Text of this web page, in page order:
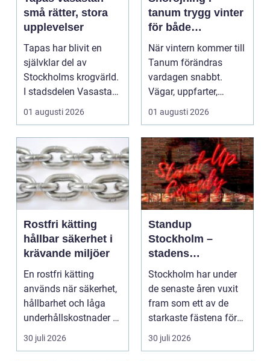
små rätter, stora
upplevelser
Tapas har blivit en
självklar del av
Stockholms krogvärld.
I stadsdelen Vasastan
har utvecklingen gå...
01 augusti 2026
tanum trygg vinter
för både
privatpersoner och
företag
När vintern kommer till
Tanum förändras
vardagen snabbt.
Vägar, uppfarter,
parkeringar och
gångvägar...
01 augusti 2026
Rostfri kätting
hållbar säkerhet i
krävande miljöer
En rostfri kätting
används när säkerhet,
hållbarhet och låga
underhållskostnader är
viktigare än läg...
30 juli 2026
Standup
Stockholm –
stadens
vardagsrum för
skratt
Stockholm har under
de senaste åren vuxit
fram som ett av de
starkaste fästena för
s...
30 juli 2026